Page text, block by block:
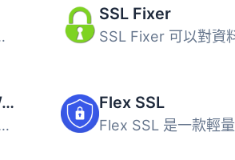
網站上...
SSL Fixer
SSL Fixit Plugin for WordPress by Stefan Kittel
內容的問題。 當網頁的內容，例...
Flex SSL